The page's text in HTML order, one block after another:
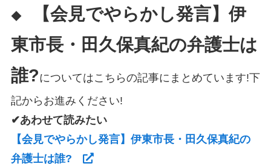
◆
【会見でやらかし発言】伊
東市長・田久保真紀の弁護士は
誰?についてはこちらの記事にまとめています!下
記からお進みください!
✔あわせて読みたい
【会見でやらかし発言】伊東市長・田久保真紀の
弁護士は誰?